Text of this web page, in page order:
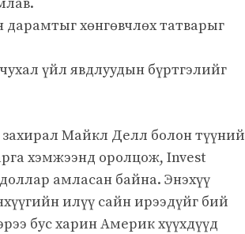
дарамтыг хөнгөвчлөх татварыг
үйл явдлуудын бүртгэлийг
захирал Майкл Делл болон түүний
хэмжээнд оролцож, Invest
амласан байна. Энэхүү
илүү сайн ирээдүйг бий
бус харин Америк хүүхдүүд